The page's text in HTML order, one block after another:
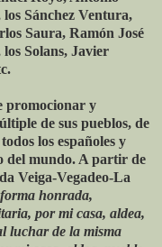
Sánchez Ventura,
Saura, Ramón José
Solans, Javier
promocionar y
de sus pueblos, de
los españoles y
del mundo. A partir de
Veiga-Vegadeo-La
honrada,
por mi casa, aldea,
luchar de la misma